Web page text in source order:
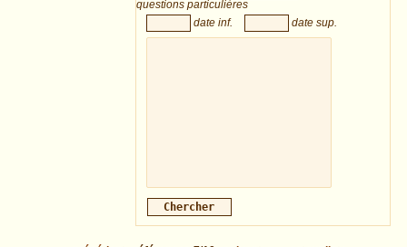
questions particulières
date inf.
date sup.